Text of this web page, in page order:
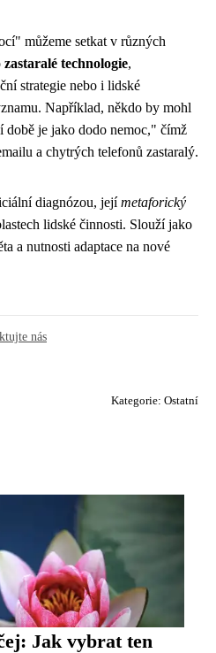
můžeme setkat v různých
zastaralé technologie,
strategie nebo i lidské
Například, někdo by mohl
je jako dodo nemoc," čímž
a chytrých telefonů zastaralý.
diagnózou, jejímetaforický
lidské činnosti. Slouží jako
a nutnosti adaptace na nové
nás
Kategorie: Ostatní
Jak vybrat ten